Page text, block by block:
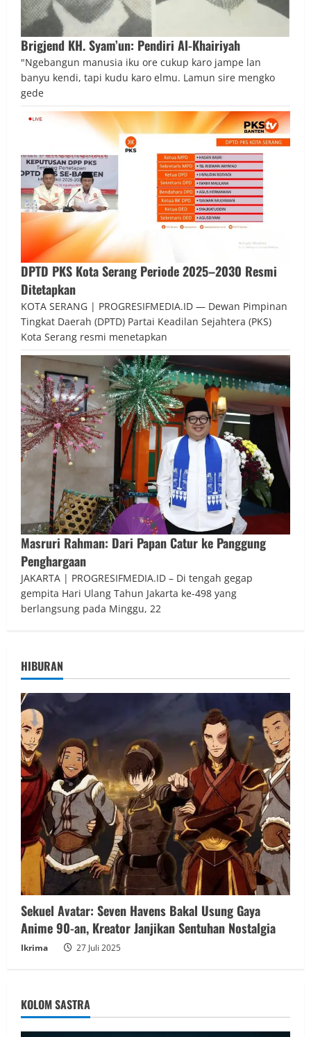
Brigjend KH. Syam’un: Pendiri Al-Khairiyah
"Ngebangun manusia iku ore cukup karo jampe lan
banyu kendi, tapi kudu karo elmu. Lamun sire mengko
gede
DPTD PKS Kota Serang Periode 2025–2030 Resmi
Ditetapkan
KOTA SERANG | PROGRESIFMEDIA.ID — Dewan Pimpinan
Tingkat Daerah (DPTD) Partai Keadilan Sejahtera (PKS)
Kota Serang resmi menetapkan
Masruri Rahman: Dari Papan Catur ke Panggung
Penghargaan
JAKARTA | PROGRESIFMEDIA.ID – Di tengah gegap
gempita Hari Ulang Tahun Jakarta ke-498 yang
berlangsung pada Minggu, 22
HIBURAN
Sekuel Avatar: Seven Havens Bakal Usung Gaya
Anime 90-an, Kreator Janjikan Sentuhan Nostalgia
Ikrima 27 Juli 2025
KOLOM SASTRA